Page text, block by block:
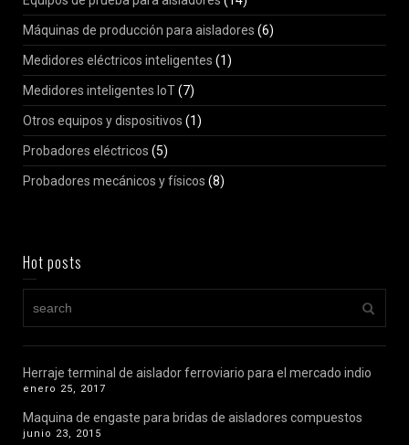
Máquinas de producción para aisladores (6)
Medidores eléctricos inteligentes (1)
Medidores inteligentes IoT(7)
Otros equipos y dispositivos (1)
Probadores eléctricos (5)
Probadores mecánicos y físicos (8)
Hot posts
Herraje terminal de aislador ferroviario para el mercado indio
enero 25, 2017
Maquina de engaste para bridas de aisladores compuestos
junio 23, 2015